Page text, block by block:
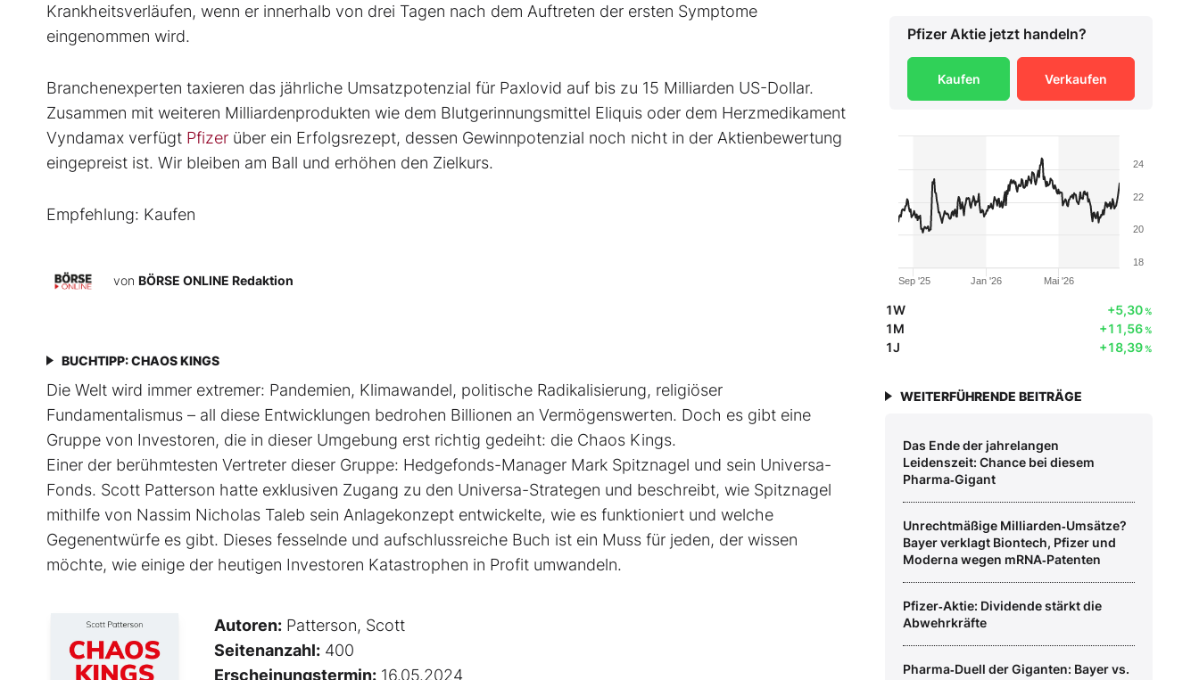
Krankheitsverläufen, wenn er innerhalb von drei Tagen nach dem Auftreten der ersten Symptome
eingenommen wird.
Branchenexperten taxieren das jährliche Umsatzpotenzial für Paxlovid auf bis zu 15 Milliarden US-Dollar.
Zusammen mit weiteren Milliardenprodukten wie dem Blutgerinnungsmittel Eliquis oder dem Herzmedikament
Vyndamax verfügt Pfizer über ein Erfolgsrezept, dessen Gewinnpotenzial noch nicht in der Aktienbewertung
eingepreist ist. Wir bleiben am Ball und erhöhen den Zielkurs.
Empfehlung: Kaufen
von BÖRSE ONLINE Redaktion
BUCHTIPP: CHAOS KINGS
Die Welt wird immer extremer: Pandemien, Klimawandel, politische Radikalisierung, religiöser
Fundamentalismus – all diese Entwicklungen bedrohen Billionen an Vermögenswerten. Doch es gibt eine
Gruppe von Investoren, die in dieser Umgebung erst richtig gedeiht: die Chaos Kings.
Einer der berühmtesten Vertreter dieser Gruppe: Hedgefonds-Manager Mark Spitznagel und sein Universa-
Fonds. Scott Patterson hatte exklusiven Zugang zu den Universa-Strategen und beschreibt, wie Spitznagel
mithilfe von Nassim Nicholas Taleb sein Anlagekonzept entwickelte, wie es funktioniert und welche
Gegenentwürfe es gibt. Dieses fesselnde und aufschlussreiche Buch ist ein Muss für jeden, der wissen
möchte, wie einige der heutigen Investoren Katastrophen in Profit umwandeln.
Autoren: Patterson, Scott
Seitenanzahl: 400
Erscheinungstermin: 16.05.2024
Pfizer Aktie jetzt handeln?
Kaufen Verkaufen
Jan '26
Sep '25 Mai '26
18
20
22
24
1W +5,30%
1M +11,56%
1J +18,39%
WEITERFÜHRENDE BEITRÄGE
Das Ende der jahrelangen
Leidenszeit: Chance bei diesem
Pharma‑Gigant
Unrechtmäßige Milliarden‑Umsätze?
Bayer verklagt Biontech, Pfizer und
Moderna wegen mRNA‑Patenten
Pfizer‑Aktie: Dividende stärkt die
Abwehrkräfte
Pharma‑Duell der Giganten: Bayer vs.